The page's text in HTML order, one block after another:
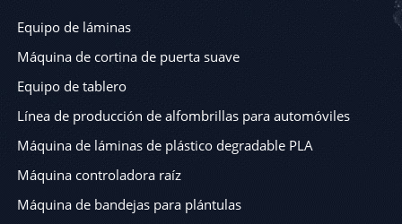
Equipo de láminas
Máquina de cortina de puerta suave
Equipo de tablero
Línea de producción de alfombrillas para automóviles
Máquina de láminas de plástico degradable PLA
Máquina controladora raíz
Máquina de bandejas para plántulas